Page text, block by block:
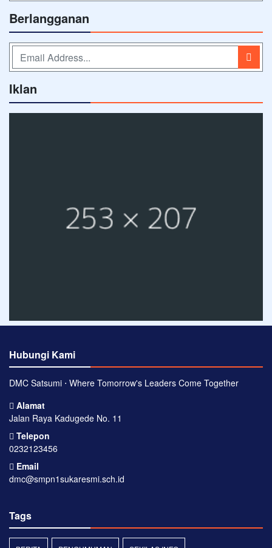
Berlangganan
Iklan
Hubungi Kami
DMC Satsumi ⋅ Where Tomorrow's Leaders Come Together
Alamat
Jalan Raya Kadugede No. 11
Telepon
0232123456
Email
dmc@smpn1sukaresmi.sch.id
Tags